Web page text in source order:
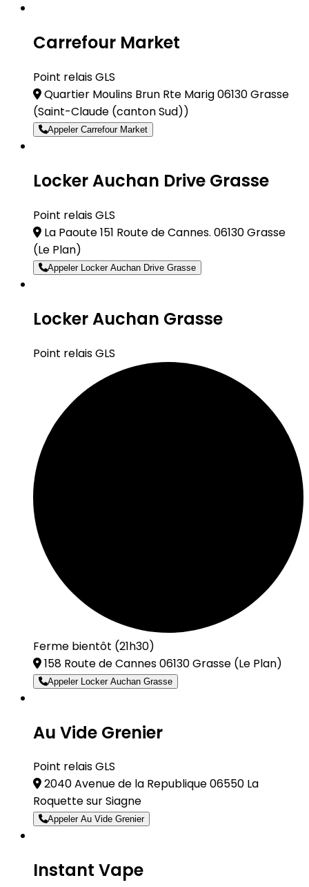
Carrefour Market
Point relais GLS
Quartier Moulins Brun Rte Marig 06130 Grasse
(Saint-Claude (canton Sud))
Appeler Carrefour Market
Locker Auchan Drive Grasse
Point relais GLS
La Paoute 151 Route de Cannes. 06130 Grasse
(Le Plan)
Appeler Locker Auchan Drive Grasse
Locker Auchan Grasse
Point relais GLS
Ferme bientôt (21h30)
158 Route de Cannes 06130 Grasse (Le Plan)
Appeler Locker Auchan Grasse
Au Vide Grenier
Point relais GLS
2040 Avenue de la Republique 06550 La
Roquette sur Siagne
Appeler Au Vide Grenier
Instant Vape